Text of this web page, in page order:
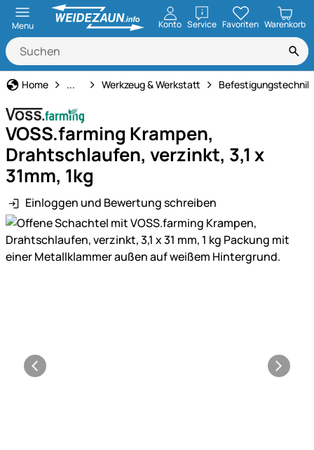
Menu Konto ServiceöffnenFavoriten Warenkorb
Home Haus und Hof
... Werkzeug & Werkstatt Befestigungstechnik
VOSS.farming Krampen,
Drahtschlaufen, verzinkt, 3,1 x
31mm, 1kg
Einloggen und Bewertung schreiben
Produktgalerie